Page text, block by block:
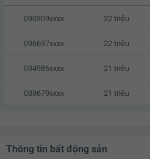
090309xxxx 22 triệu
096697xxxx 22 triệu
094986xxxx 21 triệu
088679xxxx 21 triệu
Thông tin bất động sản